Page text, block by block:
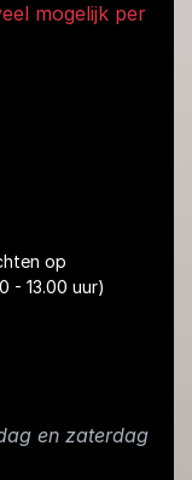
mogelijk per
op
- 13.00 uur)
en zaterdag